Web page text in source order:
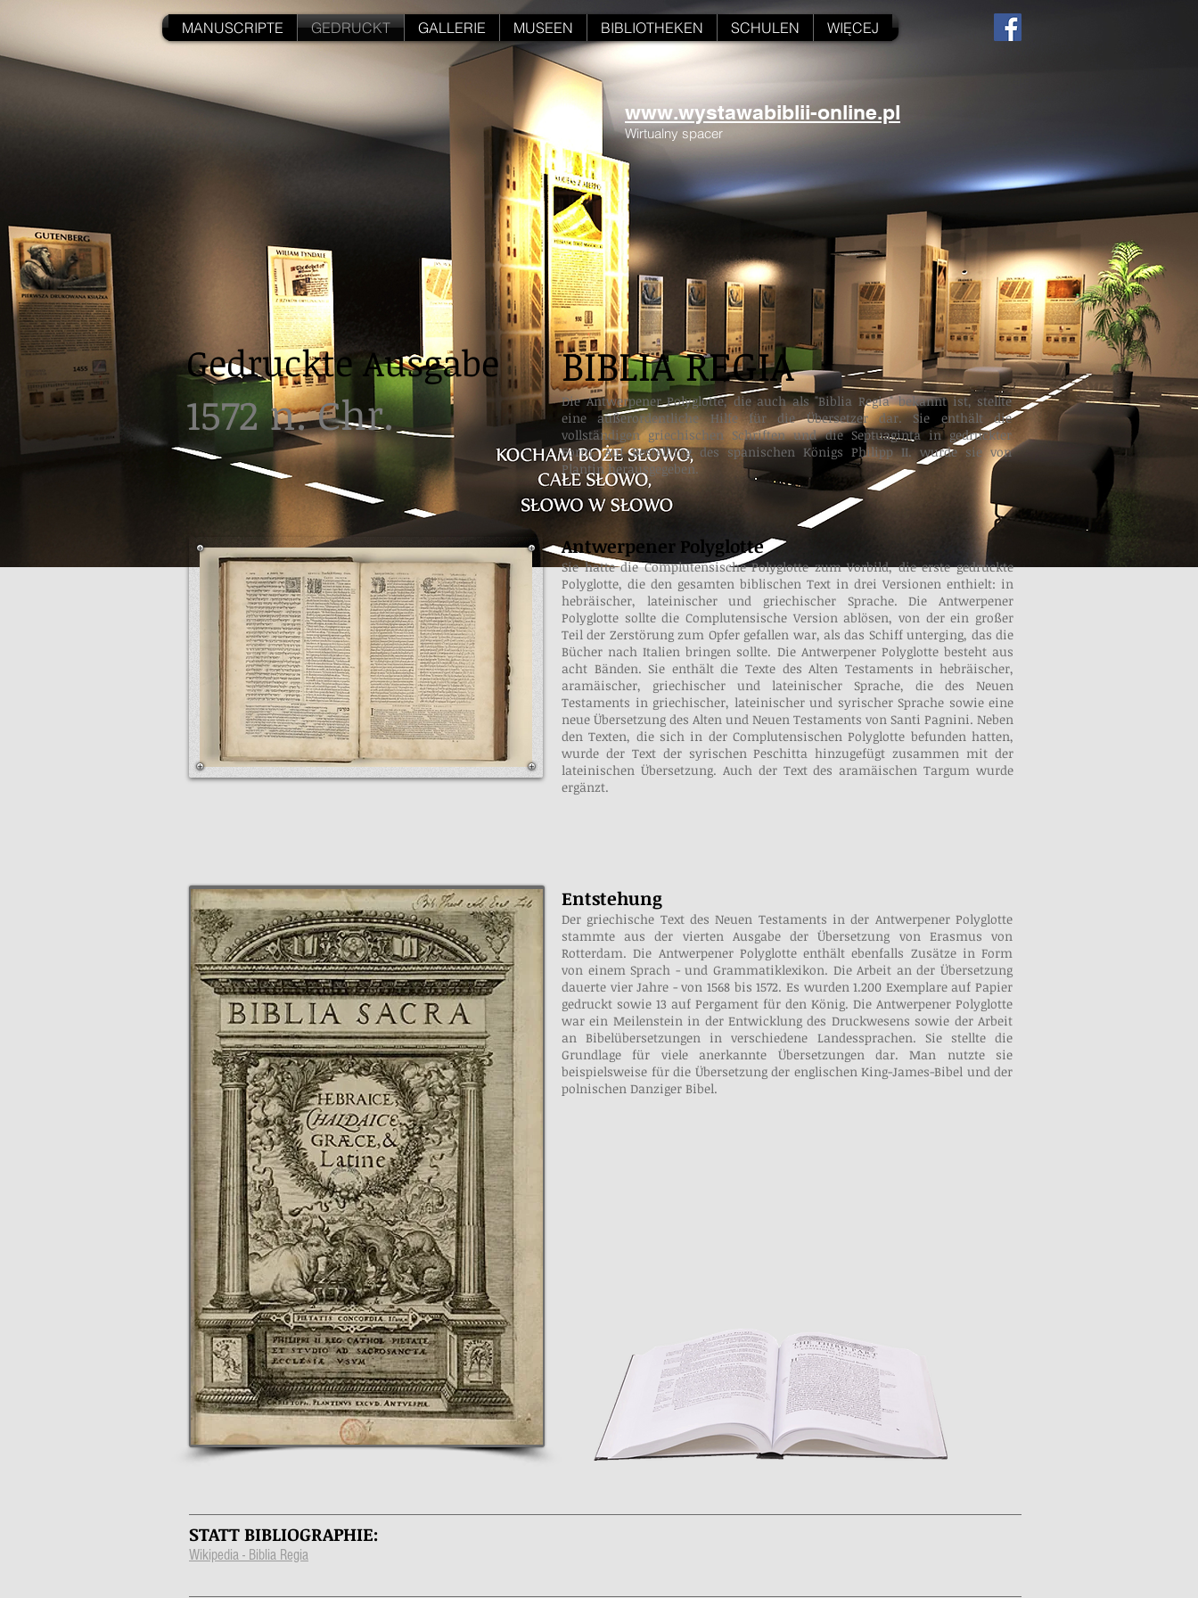
www.wystawabiblii-online.pl
Wirtualny spacer
Gedruckte Ausgabe
1572 n. Chr.
BIBLIA REGIA
Die Antwerpener Polyglotte, die auch als "Biblia Regia" bekannt ist, stellte
eine außerordentliche Hilfe für die Übersetzer dar. Sie enthält die
vollständigen griechischen Schriften und die Septuaginta in gedruckter
Form. Auf Bestellung des spanischen Königs Philipp II. wurde sie von
Plantin herausgegeben.
Antwerpener Polyglotte
Sie hatte die Complutensische Polyglotte zum Vorbild, die erste gedruckte
Polyglotte, die den gesamten biblischen Text in drei Versionen enthielt: in
hebräischer, lateinischer und griechischer Sprache. Die Antwerpener
Polyglotte sollte die Complutensische Version ablösen, von der ein großer
Teil der Zerstörung zum Opfer gefallen war, als das Schiff unterging, das die
Bücher nach Italien bringen sollte. Die Antwerpener Polyglotte besteht aus
acht Bänden. Sie enthält die Texte des Alten Testaments in hebräischer,
aramäischer, griechischer und lateinischer Sprache, die des Neuen
Testaments in griechischer, lateinischer und syrischer Sprache sowie eine
neue Übersetzung des Alten und Neuen Testaments von Santi Pagnini. Neben
den Texten, die sich in der Complutensischen Polyglotte befunden hatten,
wurde der Text der syrischen Peschitta hinzugefügt zusammen mit der
lateinischen Übersetzung. Auch der Text des aramäischen Targum wurde
ergänzt.
Entstehung
Der griechische Text des Neuen Testaments in der Antwerpener Polyglotte
stammte aus der vierten Ausgabe der Übersetzung von Erasmus von
Rotterdam. Die Antwerpener Polyglotte enthält ebenfalls Zusätze in Form
von einem Sprach - und Grammatiklexikon. Die Arbeit an der Übersetzung
dauerte vier Jahre - von 1568 bis 1572. Es wurden 1.200 Exemplare auf Papier
gedruckt sowie 13 auf Pergament für den König. Die Antwerpener Polyglotte
war ein Meilenstein in der Entwicklung des Druckwesens sowie der Arbeit
an Bibelübersetzungen in verschiedene Landessprachen. Sie stellte die
Grundlage für viele anerkannte Übersetzungen dar. Man nutzte sie
beispielsweise für die Übersetzung der englischen King-James-Bibel und der
polnischen Danziger Bibel.
STATT BIBLIOGRAPHIE:
Wikipedia - Biblia Regia
MANUSCRIPTE GEDRUCKT GALLERIE MUSEEN BIBLIOTHEKEN SCHULEN WIĘCEJ